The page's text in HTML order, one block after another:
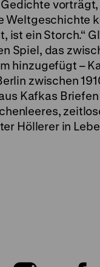
vorträgt,
ist ein Storch.“
Spiel, das
–
zwischen
Kafkas
Höllerer in